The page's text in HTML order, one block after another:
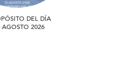
DEL DÍA
AGOSTO 2026